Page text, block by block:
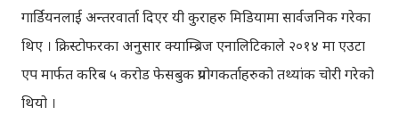
गार्डियनलाई अन्तरवार्ता दिएर यी कुराहरु मिडियामा सार्वजनिक गरेका
थिए । क्रिस्टोफरका अनुसार क्याम्ब्रिज एनालिटिकाले २०१४ मा एउटा
एप मार्फत करिब ५ करोड फेसबुक प्रयोगकर्ताहरुको तथ्यांक चोरी गरेको
थियो ।